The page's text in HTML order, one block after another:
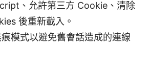
、允許第三方 Cookie、清除
後重新載入。
模式以避免舊會話造成的連線